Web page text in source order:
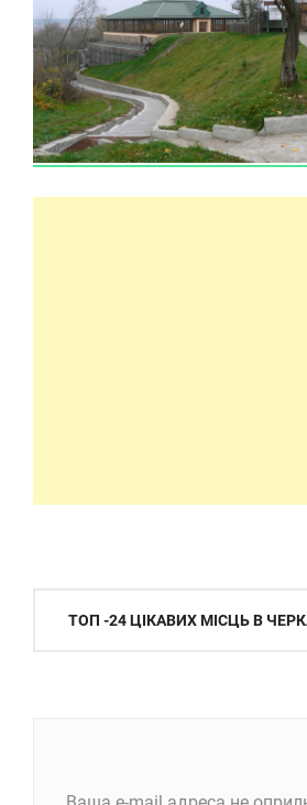
Навігація
ТОП -24 ЦІКАВИХ МІСЦЬ В